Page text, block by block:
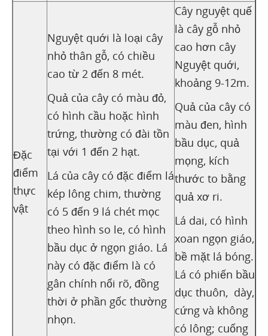
Đặc
điểm
thực
vật
Nguyệt quới là loại cây
nhỏ thân gỗ, có chiều
cao từ 2 đến 8 mét.
Quả của cây có màu đỏ,
có hình cầu hoặc hình
trứng, thường có đài tồn
tại với 1 đến 2 hạt.
Lá của cây có đặc điểm lá
kép lông chim, thường
có 5 đến 9 lá chét mọc
theo hình so le, có hình
bầu dục ở ngọn giáo. Lá
này có đặc điểm là có
gân chính nổi rõ, đồng
thời ở phần gốc thường
nhọn.
Cây nguyệt quế
là cây gỗ nhỏ
cao hơn cây
Nguyệt quới,
khoảng 9-12m.
Quả của cây có
màu đen, hình
bầu dục, quả
mọng, kích
thước to bằng
quả xơ ri.
Lá dai, có hình
xoan ngọn giáo,
bề mặt lá bóng.
Lá có phiến bầu
dục thuôn, dày,
cứng và không
có lông; cuống